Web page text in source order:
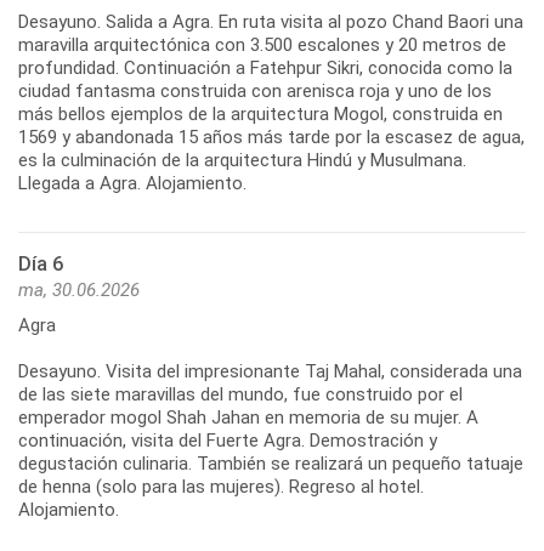
Desayuno. Salida a Agra. En ruta visita al pozo Chand Baori una
maravilla arquitectónica con 3.500 escalones y 20 metros de
profundidad. Continuación a Fatehpur Sikri, conocida como la
ciudad fantasma construida con arenisca roja y uno de los
más bellos ejemplos de la arquitectura Mogol, construida en
1569 y abandonada 15 años más tarde por la escasez de agua,
es la culminación de la arquitectura Hindú y Musulmana.
Llegada a Agra. Alojamiento.
Día 6
ma, 30.06.2026
Agra
Desayuno. Visita del impresionante Taj Mahal, considerada una
de las siete maravillas del mundo, fue construido por el
emperador mogol Shah Jahan en memoria de su mujer. A
continuación, visita del Fuerte Agra. Demostración y
degustación culinaria. También se realizará un pequeño tatuaje
de henna (solo para las mujeres). Regreso al hotel.
Alojamiento.